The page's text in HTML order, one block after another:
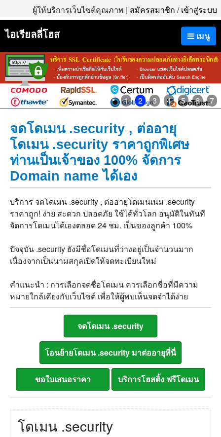
ผู้ให้บริการเว็บไซต์คุณภาพ | สมัครสมาชิก /เข้าสู่ระบบ
เมนู
ไอเรียลลี่โฮส
1 2 3 4 5 6 7
จดโดเมน .security , ต่ออายุ
โดเมน .security ราคาถูกพิเศษ
ท่านเป็นเจ้าของ 100% จัดการ
Domain name ได้เอง
บริการ จดโดเมน .security , ต่ออายุโดเมนเนม .security
ราคาถูก! ง่าย สะดวก ปลอดภัย ใช้ได้ทั่วโลก อนุมัติในทันที
จัดการโดเมนได้เองตลอด 24 ชม. เป็นของลูกค้า 100%
ปัจจุบัน .security ยังมีชื่อโดเมนที่ว่างอยู่เป็นจำนวนมาก
เนื่องจากเป็นนามสกุลเปิดให้จดทะเบียนใหม่
คำแนะนำ : การเลือกจดชื่อโดเมน ควรเลือกชื่อที่มีความ
หมายใกล้เคียงกับเว็บไซต์ เพื่อให้ผู้พบเห็นจดจำได้ง่าย
โดเมน .security